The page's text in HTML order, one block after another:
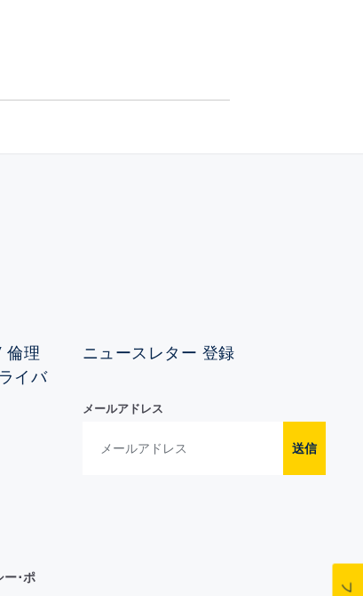
倫理
イバ
ー･ポ
ニュースレター 登録
メールアドレス
送信